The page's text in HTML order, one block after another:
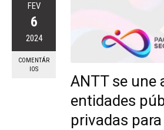
FEV
6
2024
COMENTÁR
IOS
ANTT se une
entidades
privadas